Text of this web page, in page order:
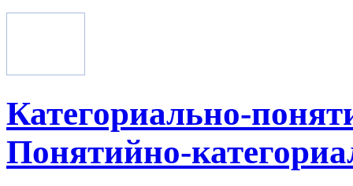
Категориально-
Понятийно-